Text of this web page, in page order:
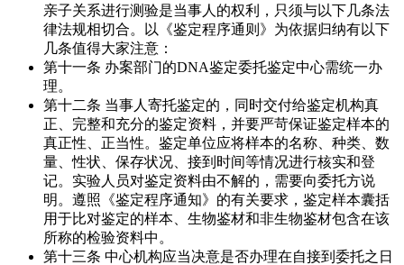
亲子关系进行测验是当事人的权利，只须与以下几条法
律法规相切合。以《鉴定程序通则》为依据归纳有以下
几条值得大家注意：
第十一条 办案部门的DNA鉴定委托鉴定中心需统一办
理。
第十二条 当事人寄托鉴定的，同时交付给鉴定机构真
正、完整和充分的鉴定资料，并要严苛保证鉴定样本的
真正性、正当性。鉴定单位应将样本的名称、种类、数
量、性状、保存状况、接到时间等情况进行核实和登
记。实验人员对鉴定资料由不解的，需要向委托方说
明。遵照《鉴定程序通知》的有关要求，鉴定样本囊括
用于比对鉴定的样本、生物鉴材和非生物鉴材包含在该
所称的检验资料中。
第十三条 中心机构应当决意是否办理在自接到委托之日